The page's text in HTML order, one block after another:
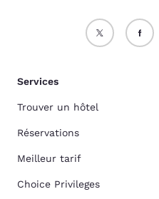
Services
Trouver un hôtel
Réservations
Meilleur tarif
Choice Privileges